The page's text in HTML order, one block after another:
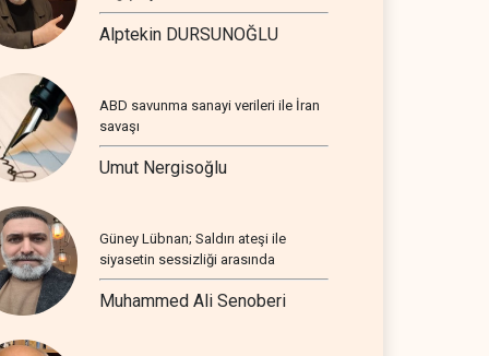
Alptekin DURSUNOĞLU
ABD savunma sanayi verileri ile İran
savaşı
Umut Nergisoğlu
Güney Lübnan; Saldırı ateşi ile
siyasetin sessizliği arasında
Muhammed Ali Senoberi